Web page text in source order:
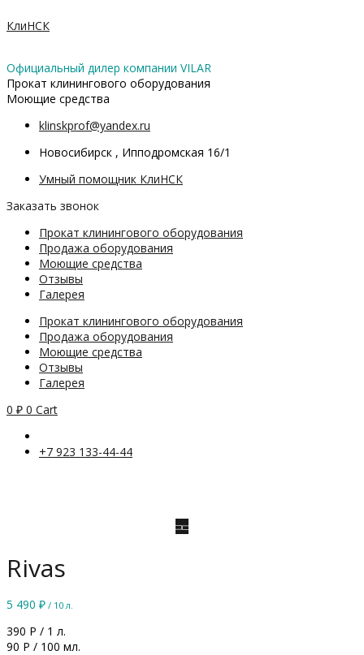
к
КлиНСК
Официальный дилер компании VILAR
Прокат клинингового оборудования
Моющие средства
klinskprof@yandex.ru
Новосибирск , Ипподромская 16/1
Умный помощник КлиНСК
Заказать звонок
Прокат клинингового оборудования
Продажа оборудования
Моющие средства
Отзывы
Галерея
Прокат клинингового оборудования
Продажа оборудования
Моющие средства
Отзывы
Галерея
0 ₽ 0 Cart
+7 923 133-44-44
о
с
к
р
Rivas
5 490 ₽ / 10 л.
390 Р / 1 л.
90 Р / 100 мл.